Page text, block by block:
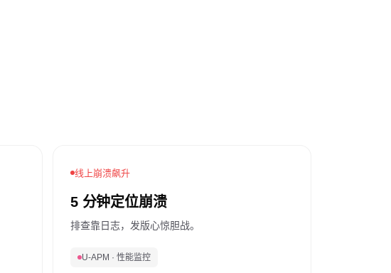
线上崩溃飙升
5 分钟定位崩溃
排查靠日志，发版心惊胆战。
U-APM · 性能监控